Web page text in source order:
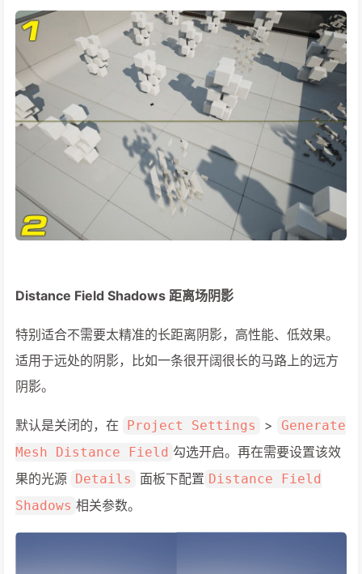
Distance Field Shadows 距离场阴影
特别适合不需要太精准的长距离阴影，高性能、低效果。
适用于远处的阴影，比如一条很开阔很长的马路上的远方
阴影。
默认是关闭的，在 Project Settings >
Generate
Mesh Distance Field 勾选开启。再在需要设置该效
果的光源 Details 面板下配置 Distance Field
Shadows 相关参数。